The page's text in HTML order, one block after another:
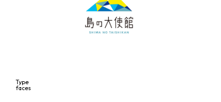
Type
faces